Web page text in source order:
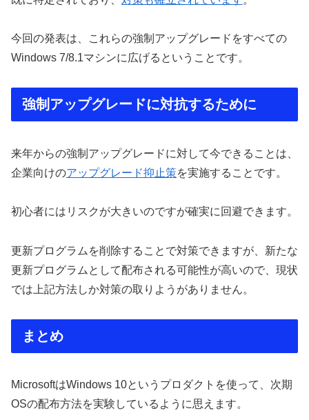
今回の発表は、これらの強制アップグレードをすべての
Windows 7/8.1マシンに広げるということです。
強制アップグレードに対抗するために
来年からの強制アップグレードに対して今できることは、
企業向けのアップグレード抑止策を実施することです。
初心者にはリスクが大きいのですが確実に回避できます。
更新プログラムを削除することで対策できますが、新たな
更新プログラムとして配布される可能性が高いので、現状
では上記方法しか対策の取りようがありません。
まとめ
MicrosoftはWindows 10というプロダクトを使って、次期
OSの配布方法を実験しているように思えます。